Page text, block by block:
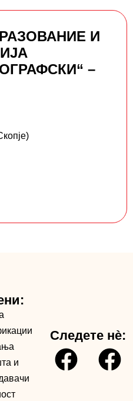
И
–
и
Следете нè: